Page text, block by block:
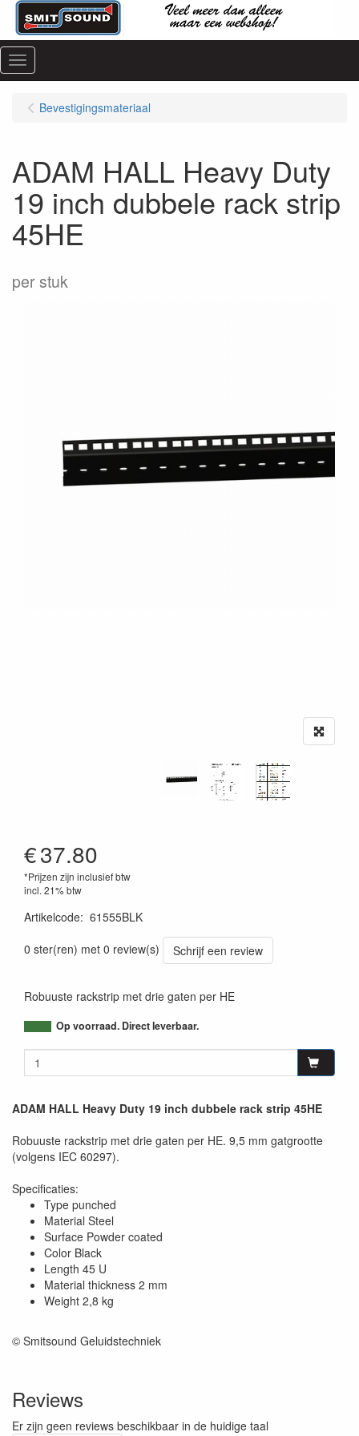
Menu
Bevestigingsmateriaal
ADAM HALL Heavy Duty
19 inch dubbele rack strip
45HE
per stuk
€37.80
*Prijzen zijn inclusief btw
incl. 21% btw
Artikelcode: 61555BLK
0 ster(ren) met 0 review(s)
Schrijf een review
Robuuste rackstrip met drie gaten per HE
Op voorraad. Direct leverbaar.
ADAM HALL Heavy Duty 19 inch dubbele rack strip 45HE
Robuuste rackstrip met drie gaten per HE. 9,5 mm gatgrootte
(volgens IEC 60297).
Specificaties:
Type punched
Material Steel
Surface Powder coated
Color Black
Length 45 U
Material thickness 2 mm
Weight 2,8 kg
© Smitsound Geluidstechniek
Reviews
Er zijn geen reviews beschikbaar in de huidige taal